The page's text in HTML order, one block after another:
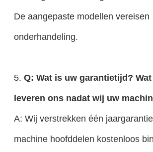
De aangepaste modellen vereisen
onderhandeling.
5. Q: Wat is uw garantietijd?
leveren ons nadat wij uw
A: Wij verstrekken één
machine hoofddelen kostenloos